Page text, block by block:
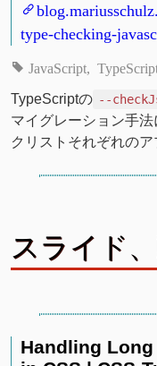
type-checking-
JavaScript
TypeScriptの --
マイグレーション手
クリストそれぞれの
スライド
Handling